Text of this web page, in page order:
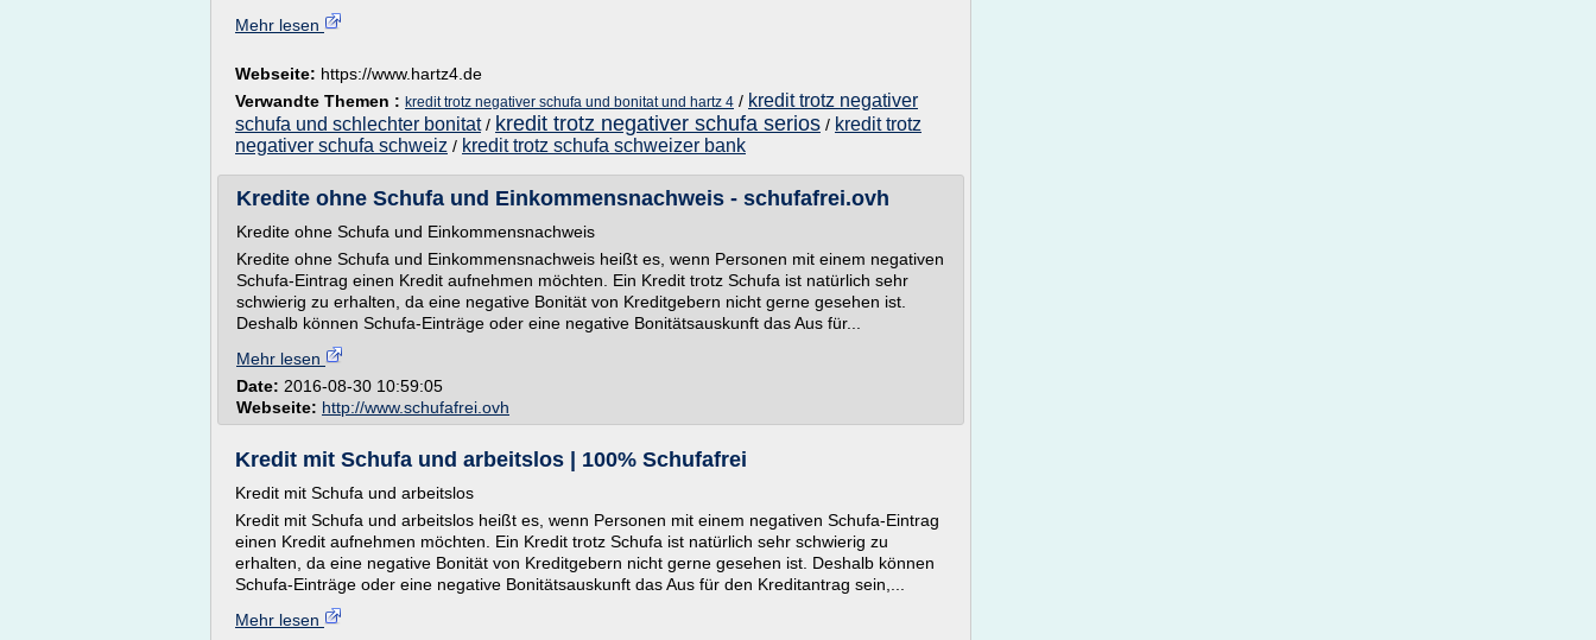
Mehr lesen
Webseite: https://www.hartz4.de
Verwandte Themen : kredit trotz negativer schufa und bonitat und hartz 4 / kredit trotz negativer
schufa und schlechter bonitat/ kredit trotz negativer schufa serios / kredit trotz
negativer schufa schweiz / kredit trotz schufa schweizer bank
Kredite ohne Schufa und Einkommensnachweis - schufafrei.ovh
Kredite ohne Schufa und Einkommensnachweis
Kredite ohne Schufa und Einkommensnachweis heißt es, wenn Personen mit einem negativen
Schufa-Eintrag einen Kredit aufnehmen möchten. Ein Kredit trotz Schufa ist natürlich sehr
schwierig zu erhalten, da eine negative Bonität von Kreditgebern nicht gerne gesehen ist.
Deshalb können Schufa-Einträge oder eine negative Bonitätsauskunft das Aus für...
Mehr lesen
Date: 2016-08-30 10:59:05
Webseite: http://www.schufafrei.ovh
Kredit mit Schufa und arbeitslos | 100% Schufafrei
Kredit mit Schufa und arbeitslos
Kredit mit Schufa und arbeitslos heißt es, wenn Personen mit einem negativen Schufa-Eintrag
einen Kredit aufnehmen möchten. Ein Kredit trotz Schufa ist natürlich sehr schwierig zu
erhalten, da eine negative Bonität von Kreditgebern nicht gerne gesehen ist. Deshalb können
Schufa-Einträge oder eine negative Bonitätsauskunft das Aus für den Kreditantrag sein,...
Mehr lesen